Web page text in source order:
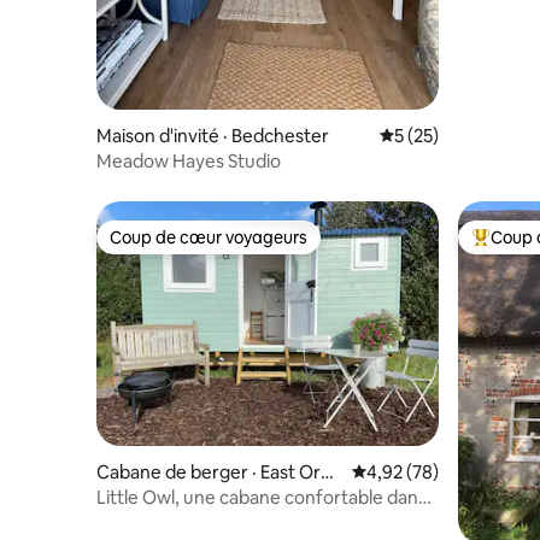
Maison d'invité · Bedchester Note moyenne de
5 (25)
Meadow Hayes Studio
Coup de cœur voyageurs
Coup de cœur voyageurs
Cabane de berger · East Orch
ard
Note moyenne de
4,92 (78)
Little Owl, une cabane confortable dans
Coup
Coup